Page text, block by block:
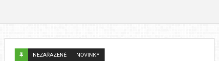
NEZAŘAZENÉ NOVINKY